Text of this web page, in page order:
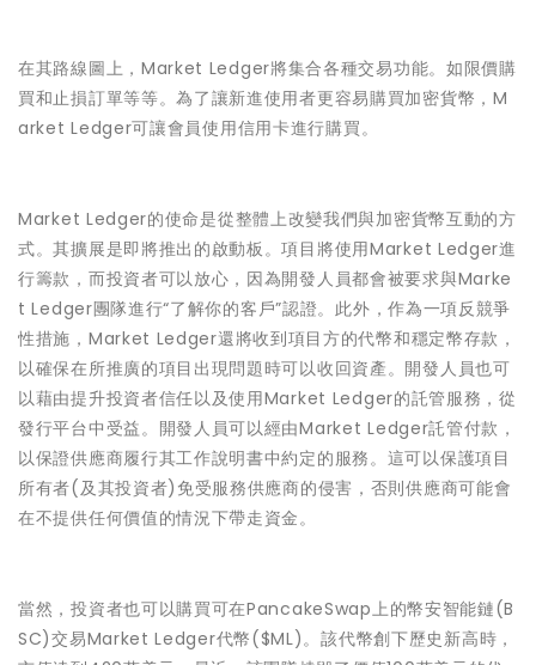
在其路線圖上，Market Ledger將集合各種交易功能。如限價購
買和止損訂單等等。為了讓新進使用者更容易購買加密貨幣，M
arket Ledger可讓會員使用信用卡進行購買。
Market Ledger的使命是從整體上改變我們與加密貨幣互動的方
式。其擴展是即將推出的啟動板。項目將使用Market Ledger進
行籌款，而投資者可以放心，因為開發人員都會被要求與Marke
t Ledger團隊進行“了解你的客戶”認證。此外，作為一項反競爭
性措施，Market Ledger還將收到項目方的代幣和穩定幣存款，
以確保在所推廣的項目出現問題時可以收回資產。開發人員也可
以藉由提升投資者信任以及使用Market Ledger的託管服務，從
發行平台中受益。開發人員可以經由Market Ledger託管付款，
以保證供應商履行其工作說明書中約定的服務。這可以保護項目
所有者(及其投資者)免受服務供應商的侵害，否則供應商可能會
在不提供任何價值的情況下帶走資金。
當然，投資者也可以購買可在PancakeSwap上的幣安智能鏈(B
SC)交易Market Ledger代幣($ML)。該代幣創下歷史新高時，